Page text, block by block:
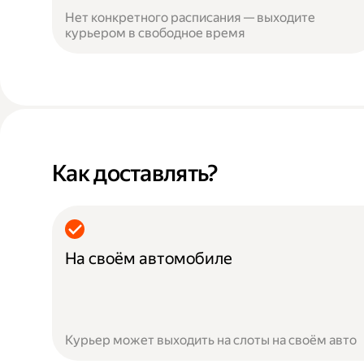
Нет конкретного расписания — выходите
курьером в свободное время
Как доставлять?
На своём автомобиле
Курьер может выходить на слоты на своём авто